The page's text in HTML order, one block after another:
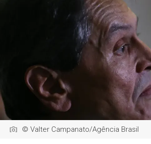
© Valter Campanato/Agência Brasil